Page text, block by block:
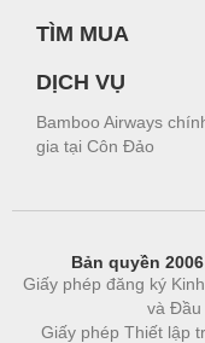
TÌM MUA
DỊCH VỤ
Bamboo Airways
gia tại Côn Đảo
Bản quyền
Giấy phép đăng ký
và Đầu
Giấy phép Thiết lập